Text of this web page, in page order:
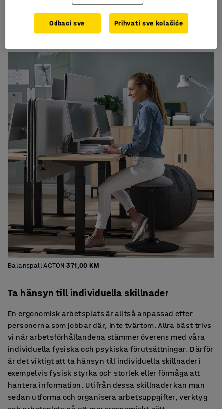
Skrivbord QBUS 933,00 KM
Balanspall ACTON 371,00 KM
Ta hänsyn till individuella skillnader
En ergonomisk arbetsplats är alltså anpassad efter
personerna som jobbar där, inte tvärtom. Allra bäst trivs
vi när arbetsförhållandena stämmer överens med våra
individuella fysiska och psykiska förutsättningar. Därför
är det viktigt att ta hänsyn till individuella skillnader i
exempelvis fysisk styrka och storlek eller förmåga att
hantera information. Utifrån dessa skillnader kan man
sedan utforma och organisera arbetsuppgifter, verktyg
Odbaci sve Prihvati sve kolačiće